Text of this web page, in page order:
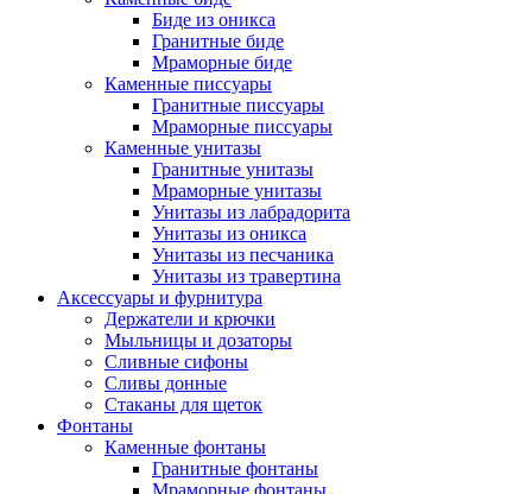
Биде из оникса
Гранитные биде
Мраморные биде
Каменные писсуары
Гранитные писсуары
Мраморные писсуары
Каменные унитазы
Гранитные унитазы
Мраморные унитазы
Унитазы из лабрадорита
Унитазы из оникса
Унитазы из песчаника
Унитазы из травертина
Аксессуары и фурнитура
Держатели и крючки
Мыльницы и дозаторы
Сливные сифоны
Сливы донные
Стаканы для щеток
Фонтаны
Каменные фонтаны
Гранитные фонтаны
Мраморные фонтаны